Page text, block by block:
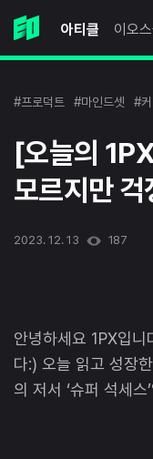
아티클 이오
#프로덕트 #마인드셋 #
[오늘의
모르지만 걱
2023. 12. 13 187
안녕하세요 1PX입니
다:) 오늘 읽고 성장
의 저서 ‘슈퍼 석세스